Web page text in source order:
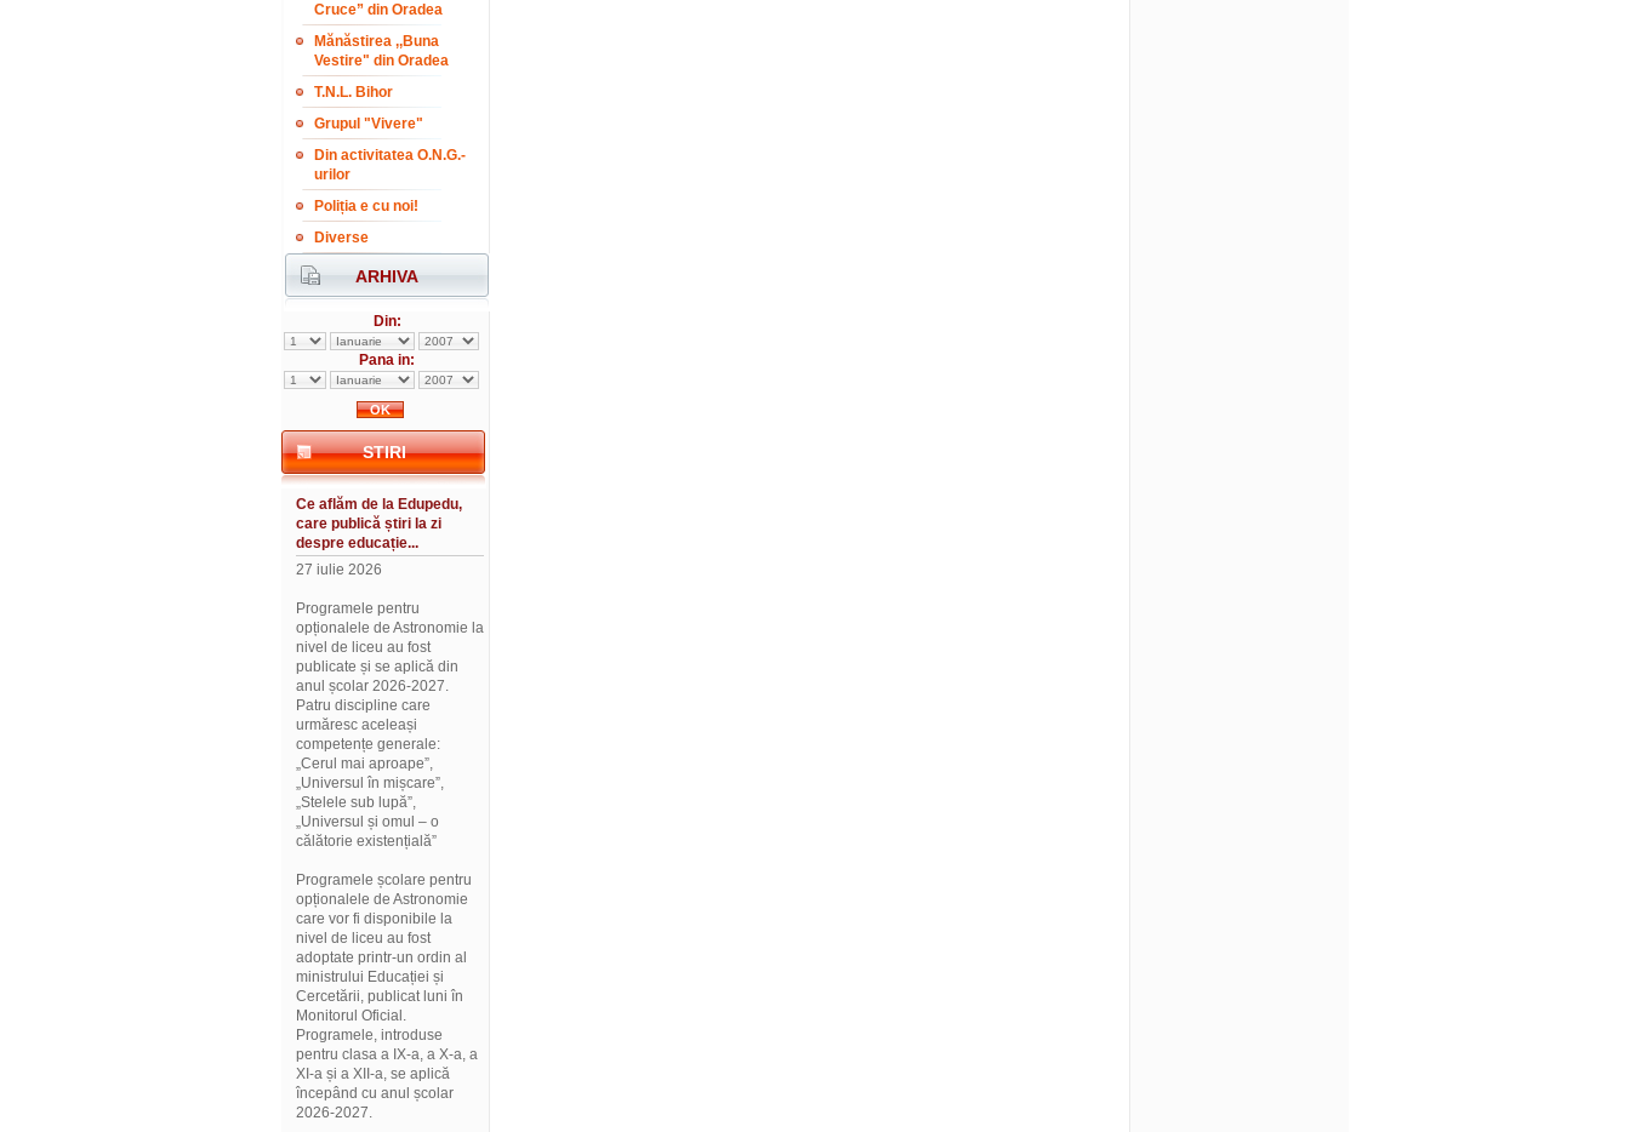
Cruce” din Oradea
Mănăstirea ,,Buna
Vestire" din Oradea
T.N.L. Bihor
Grupul "Vivere"
Din activitatea O.N.G.-
urilor
Poliția e cu noi!
Diverse
ARHIVA
Din:
Pana in:
STIRI
Ce aflăm de la Edupedu,
care publică știri la zi
despre educație...
27 iulie 2026
Programele pentru
opționalele de Astronomie la
nivel de liceu au fost
publicate și se aplică din
anul școlar 2026-2027.
Patru discipline care
urmăresc aceleași
competențe generale:
„Cerul mai aproape”,
„Universul în mișcare”,
„Stelele sub lupă”,
„Universul și omul – o
călătorie existențială”
Programele școlare pentru
opționalele de Astronomie
care vor fi disponibile la
nivel de liceu au fost
adoptate printr-un ordin al
ministrului Educației și
Cercetării, publicat luni în
Monitorul Oficial.
Programele, introduse
pentru clasa a IX-a, a X-a, a
XI-a și a XII-a, se aplică
începând cu anul școlar
2026-2027.